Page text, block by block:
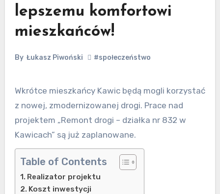
lepszemu komfortowi
mieszkańców!
By Łukasz Piwoński #społeczeństwo
Wkrótce mieszkańcy Kawic będą mogli korzystać
z nowej, zmodernizowanej drogi. Prace nad
projektem „Remont drogi – działka nr 832 w
Kawicach” są już zaplanowane.
Table of Contents
Realizator projektu
Koszt inwestycji